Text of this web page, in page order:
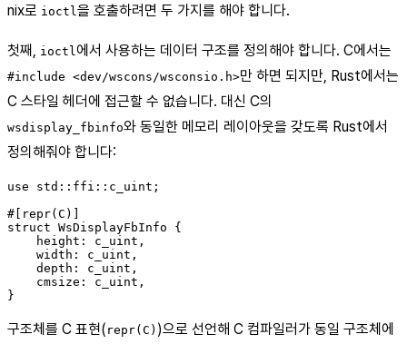
nix로 ioctl 을 호출하려면 두 가지를 해야 합니다.
첫째, ioctl 에서 사용하는 데이터 구조를 정의해야 합니다. C에서는
#include <dev/wscons/wsconsio.h>만 하면 되지만, Rust에서는
C 스타일 헤더에 접근할 수 없습니다. 대신 C의
wsdisplay_fbinfo와 동일한 메모리 레이아웃을 갖도록 Rust에서
정의해줘야 합니다:
use std::ffi::c_uint;
#[repr(C)]
struct WsDisplayFbInfo {
    height: c_uint,
    width: c_uint,
    depth: c_uint,
    cmsize: c_uint,
구조체를 C 표현( repr(C) )으로 선언해 C 컴파일러가 동일 구조체에